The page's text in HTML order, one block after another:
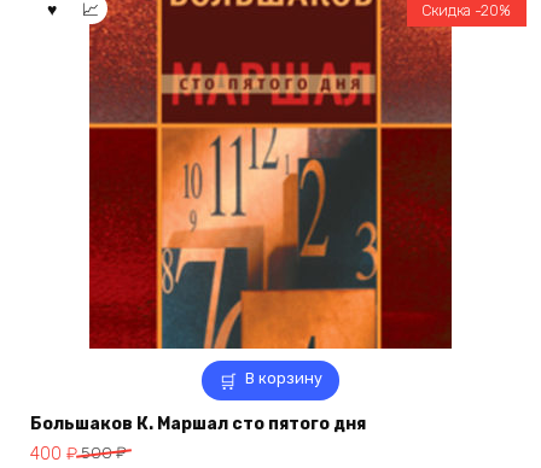
В корзину
Скидка -20%
Большаков К. Маршал сто пятого дня
500₽
Первоначальная
400 ₽
Текущая